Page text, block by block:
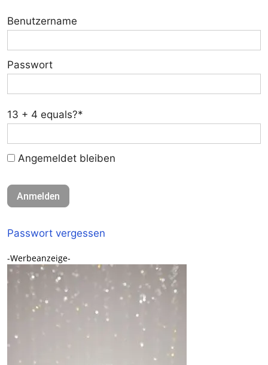
Benutzername
Passwort
13 + 4 equals?*
Angemeldet bleiben
Passwort vergessen
-Werbeanzeige-